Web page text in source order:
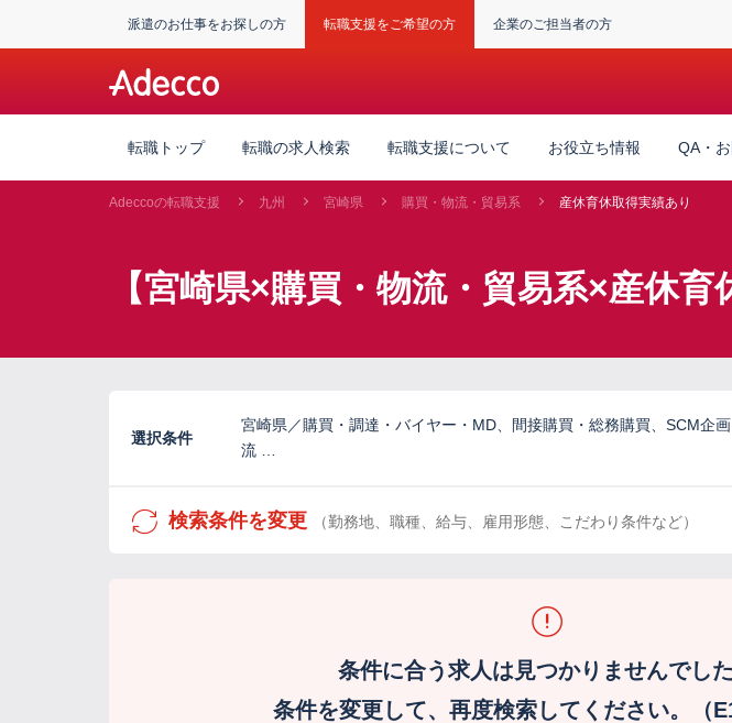
派遣のお仕事をお探しの方 転職支援をご希望の方 企業のご担当者の方
転職トップ 転職の求人検索 転職支援について お役立ち情報 QA・
Adeccoの転職支援 九州 宮崎県 購買・物流・貿易系 産休育休取得実績あり
【宮崎県×購買・物流・貿易系×産休
選択条件
宮崎県／購買・調達・バイヤー・MD、間接購買・総務購買、SCM企
流 …
検索条件を変更 （勤務地、職種、給与、雇用形態、こだわり条件など）
条件に合う求人は見つかりませんでした
条件を変更して、再度検索してください。（